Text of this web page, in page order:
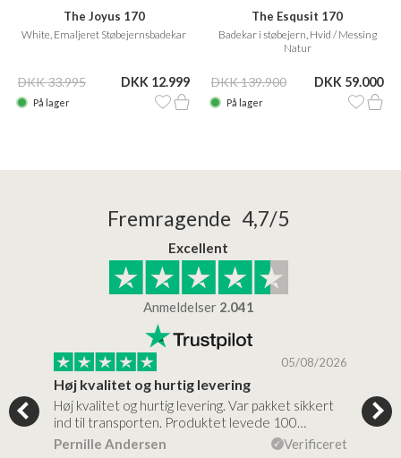
The Joyus 170
White, Emaljeret Støbejernsbadekar
DKK 33.995 DKK 12.999
På lager
The Esqusit 170
Badekar i støbejern, Hvid / Messing
Natur
DKK 139.900 DKK 59.000
På lager
Fremragende 4,7/5
Excellent
Anmeldelser 2.041
05/08/2026
Høj kvalitet og hurtig levering
Høj kvalitet og hurtig levering. Var pakket sikkert
ind til transporten. Produktet levede 100…
Pernille Andersen
Verificeret